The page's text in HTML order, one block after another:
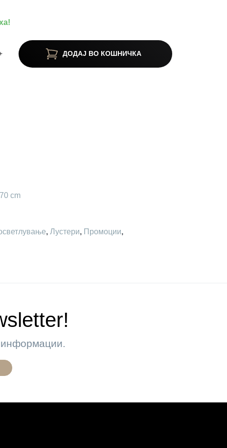
ДОДАЈ ВО КОШНИЧКА
cm
, Лустери, Промоции,
информации.